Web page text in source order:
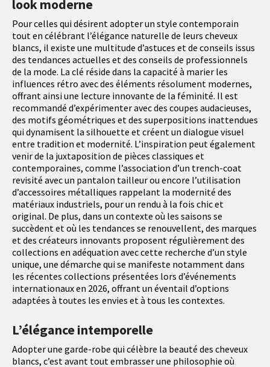
look moderne
Pour celles qui désirent adopter un style contemporain
tout en célébrant l’élégance naturelle de leurs cheveux
blancs, il existe une multitude d’astuces et de conseils issus
des tendances actuelles et des conseils de professionnels
de la mode. La clé réside dans la capacité à marier les
influences rétro avec des éléments résolument modernes,
offrant ainsi une lecture innovante de la féminité. Il est
recommandé d’expérimenter avec des coupes audacieuses,
des motifs géométriques et des superpositions inattendues
qui dynamisent la silhouette et créent un dialogue visuel
entre tradition et modernité. L’inspiration peut également
venir de la juxtaposition de pièces classiques et
contemporaines, comme l’association d’un trench-coat
revisité avec un pantalon tailleur ou encore l’utilisation
d’accessoires métalliques rappelant la modernité des
matériaux industriels, pour un rendu à la fois chic et
original. De plus, dans un contexte où les saisons se
succèdent et où les tendances se renouvellent, des marques
et des créateurs innovants proposent régulièrement des
collections en adéquation avec cette recherche d’un style
unique, une démarche qui se manifeste notamment dans
les récentes collections présentées lors d’événements
internationaux en 2026, offrant un éventail d’options
adaptées à toutes les envies et à tous les contextes.
L’élégance intemporelle
Adopter une garde-robe qui célèbre la beauté des cheveux
blancs, c’est avant tout embrasser une philosophie où